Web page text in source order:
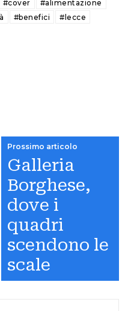
#cover
#alimentazione
#benefici #lecce
Prossimo articolo
Galleria
Borghese,
dove i
quadri
scendono le
scale